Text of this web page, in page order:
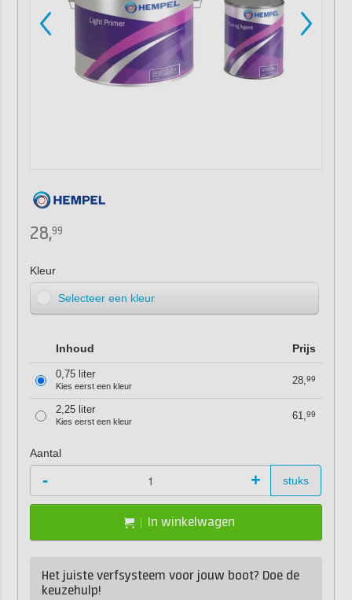
28,99
Kleur
Selecteer een kleur
Inhoud Prijs
0,75 liter
Kies eerst een kleur 28,99
2,25 liter
Kies eerst een kleur 61,99
Aantal
- + stuks
In winkelwagen
Het juiste verfsysteem voor jouw boot? Doe de
keuzehulp!